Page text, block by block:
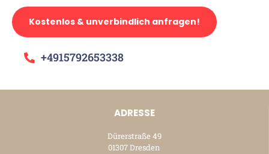
Kostenlos & unverbindlich anfragen!
+4915792653338
ADRESSE
Dürerstraße 49
01307 Dresden